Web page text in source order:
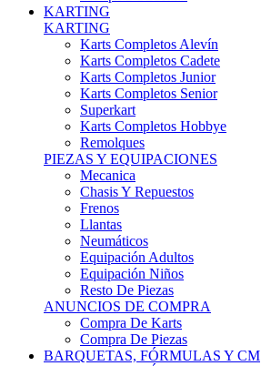
KARTING
Karts Completos Alevín
Karts Completos Cadete
Karts Completos Junior
Karts Completos Senior
Superkart
Karts Completos Hobbye
Remolques
PIEZAS Y EQUIPACIONES
Mecanica
Chasis Y Repuestos
Frenos
Llantas
Neumáticos
Equipación Adultos
Equipación Niños
Resto De Piezas
ANUNCIOS DE COMPRA
Compra De Karts
Compra De Piezas
BARQUETAS, FÓRMULAS Y CM
BARQUETAS, FÓRMULAS Y CM